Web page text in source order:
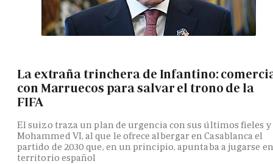
La extraña trinchera de Infantino:
con Marruecos para salvar el trono de la
FIFA
El suizo traza un plan de urgencia con sus últimos fieles y
Mohammed VI, al que le ofrece albergar en Casablanca el
partido de 2030 que, en un principio, apuntaba a jugarse en
territorio español